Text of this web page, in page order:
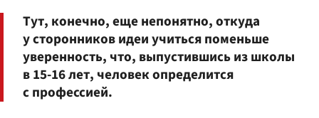
Тут, конечно, еще непонятно, откуда
у сторонников идеи учиться поменьше
уверенность, что, выпустившись из школы
в 15-16 лет, человек определится
с профессией.